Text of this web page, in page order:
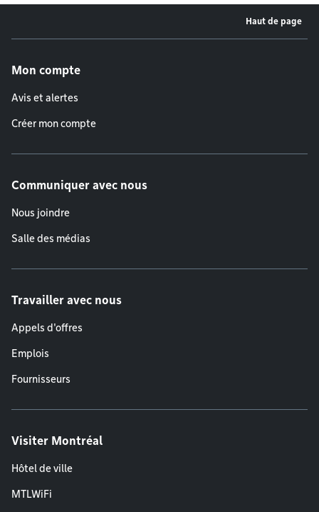
Haut de page
Mon compte
Avis et alertes
Créer mon compte
Communiquer avec nous
Nous joindre
Salle des médias
Travailler avec nous
Appels d'offres
Emplois
Fournisseurs
Visiter Montréal
Hôtel de ville
MTLWiFi